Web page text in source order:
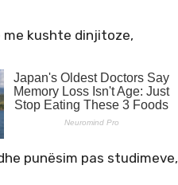
kushte dinjitoze,
punësim pas studimeve,